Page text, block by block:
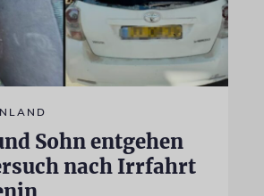
Sohn entgehen
nach Irrfahrt